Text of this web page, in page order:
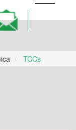
TCCs